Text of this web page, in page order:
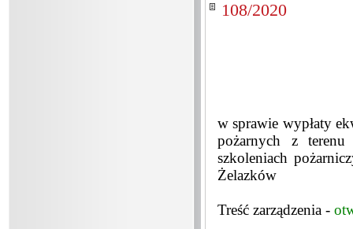
108/2020
w sprawie wypłaty
pożarnych z
szkoleniach
Żelazków
Treść zarządzenia -